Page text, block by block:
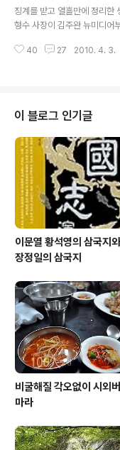
될 이유 내가 볼 때 언론의 선
바로 이 여론조사 보도다. 특히
모든 시장·군수 선거구에서 현
징계를 받고 열흘만에 정리한
형수 사장이 김주완 뉴미디어
편집국 기자직 사원들의 동의
사장도 사의를 밝힌 데 이어
공식화했습니다. 부결 직후,
고 조직을 나갔습니다. 그렇
생각과 소신이 있었으리라고
말렸음에도 김주완 부장은
다. 일이 진행되면서 경남도
40 27 2010. 4. 3.
이 블로그 인기글
이문열 황석영의 삼국지
장정일의 삼국지
비굴해질 각오없이 시외
마라